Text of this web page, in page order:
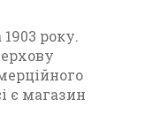
року.
є магазин